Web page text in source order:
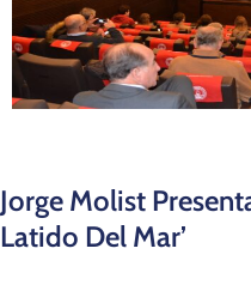
Jorge Molist
Latido Del Mar’